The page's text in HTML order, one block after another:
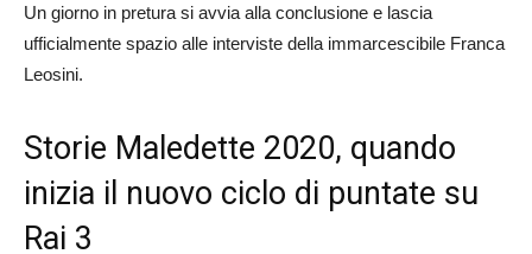
Un giorno in pretura si avvia alla conclusione e lascia
ufficialmente spazio alle interviste della immarcescibile Franca
Leosini.
Storie Maledette 2020, quando
inizia il nuovo ciclo di puntate su
Rai 3